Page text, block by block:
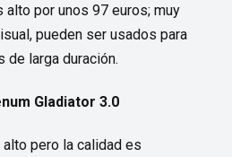
alto por unos 97 euros; muy
pueden ser usados para
de larga duración.
Gladiator 3.0
pero la calidad es